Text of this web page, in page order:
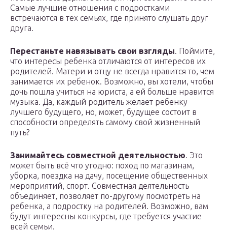
Самые лучшие отношения с подростками
встречаются в тех семьях, где принято слушать друг
друга.
Перестаньте навязывать свои взгляды. Поймите,
что интересы ребенка отличаются от интересов их
родителей. Матери и отцу не всегда нравится то, чем
занимается их ребенок. Возможно, вы хотели, чтобы
дочь пошла учиться на юриста, а ей больше нравится
музыка. Да, каждый родитель желает ребенку
лучшего будущего, но, может, будущее состоит в
способности определять самому свой жизненный
путь?
Занимайтесь совместной деятельностью. Это
может быть всё что угодно: поход по магазинам,
уборка, поездка на дачу, посещение общественных
мероприятий, спорт. Совместная деятельность
объединяет, позволяет по-другому посмотреть на
ребенка, а подростку на родителей. Возможно, вам
будут интересны конкурсы, где требуется участие
всей семьи.